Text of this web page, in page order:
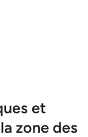
et
zone des